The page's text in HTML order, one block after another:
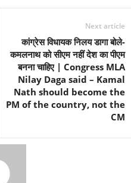
Next article
कांग्रेस विधायक निलय डागा बोले-
कमलनाथ को सीएम नहीं देश का पीएम
बनना चाहिए | Congress MLA
Nilay Daga said – Kamal
Nath should become the
PM of the country, not the
CM